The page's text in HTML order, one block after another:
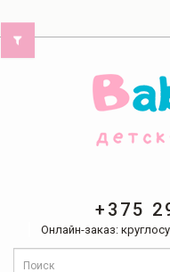
+375
Онлайн-заказ: